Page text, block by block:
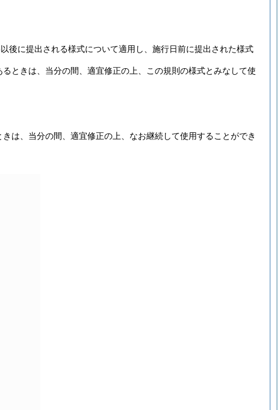
以後に提出される様式について適用し、施行日前に提出された様式
ときは、当分の間、適宜修正の上、この規則の様式とみなして使
は、当分の間、適宜修正の上、なお継続して使用することができ